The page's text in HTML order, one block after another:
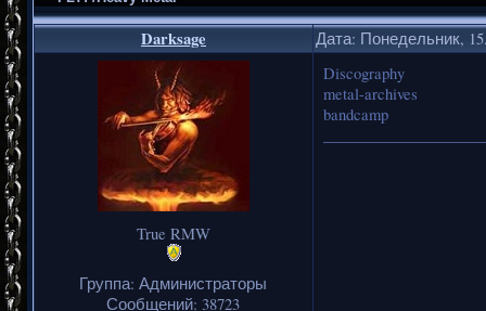
Darksage Дата: Понедельник,
True RMW
Группа: Администраторы
Сообщений: 38723
Discography
metal-archives
bandcamp